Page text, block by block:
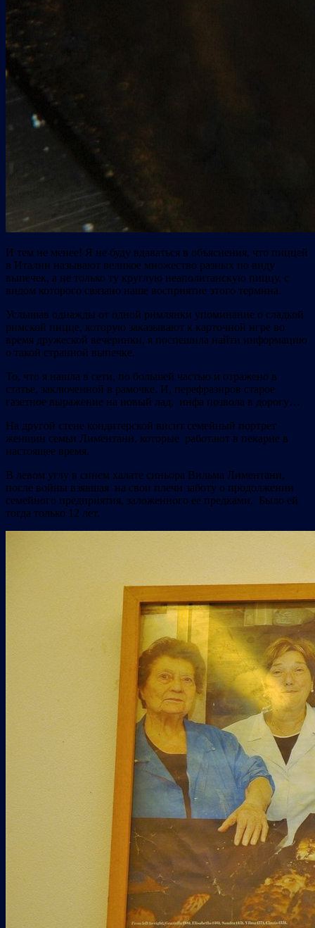
И тем не менее! Я не буду вдаваться в объяснения, что пиццей
в Италии называют великое множество разных по виду
выпечек, а не только ту круглую неаполитанскую пиццу, с
видом которого связано наше восприятие этого термина.
Услышав однажды от одной римлянки упоминание о сладкой
римской пицце, которую заказывают к карточной игре во
время дружеской вечеринки, я поспешила найти информацию
о такой странной выпечке.
То, что я нашла в сети, по большей частью и отражено в
статье, заключенной в рамочке. И, перефразиров старое
газетное выражение на новый лад, инфа позвола в дорогу…
На другой стене кондитерской висит семейный портрет
женщин семьи Лиментани, которые работают в пекарне в
настоящее время.
В левом углу в синем халате синьора Вильма Лиментани,
после войны взявшая на свои плечи заботу о продолжении
семейного предприятия, заложенного ее предками. Было ей
тогда только 12 лет.